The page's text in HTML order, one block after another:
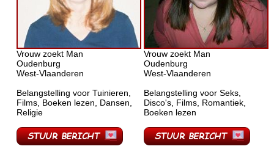
Vrouw zoekt Man
Oudenburg
West-Vlaanderen
Belangstelling voor Tuinieren,
Films, Boeken lezen, Dansen,
Religie
Vrouw zoekt Man
Oudenburg
West-Vlaanderen
Belangstelling voor Seks,
Disco's, Films, Romantiek,
Boeken lezen